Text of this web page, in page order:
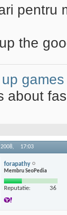
pentru
the
games
about
17:03
forapathy
Membru SeoPedia
Reputatie: 36